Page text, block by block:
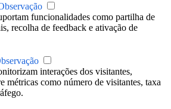
funcionalidades como partilha de
recolha de feedback e ativação de
interações dos visitantes,
métricas como número de visitantes, taxa